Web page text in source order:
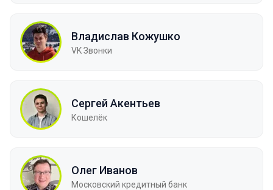
Владислав Кожушко
VK Звонки
Сергей Акентьев
Кошелёк
Олег Иванов
Московский кредитный банк